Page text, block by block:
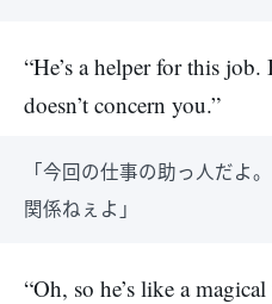
“He’s a helper for this
doesn’t concern you.”
「今回の仕事の助っ人だよ
関係ねぇよ」
“Oh, so he’s like a